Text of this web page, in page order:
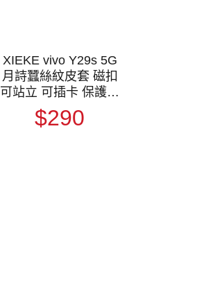
XIEKE vivo Y29s 5G
月詩蠶絲紋皮套 磁扣
可站立 可插卡 保護套
手機套 側翻皮套 翻蓋
皮套
$290